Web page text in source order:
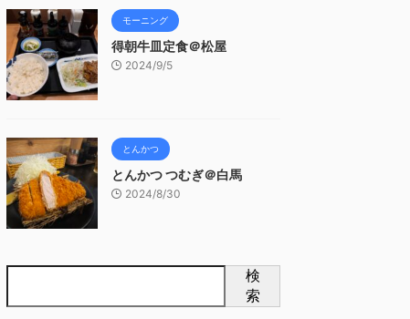
モーニング
得朝牛皿定食＠松屋
2024/9/5
とんかつ
とんかつ つむぎ＠白馬
2024/8/30
検
索